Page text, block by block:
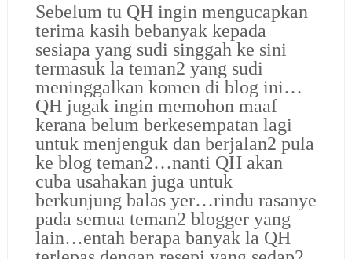
Sebelum tu QH ingin mengucapkan
terima kasih bebanyak kepada
sesiapa yang sudi singgah ke sini
termasuk la teman2 yang sudi
meninggalkan komen di blog ini…
QH jugak ingin memohon maaf
kerana belum berkesempatan lagi
untuk menjenguk dan berjalan2 pula
ke blog teman2…nanti QH akan
cuba usahakan juga untuk
berkunjung balas yer…rindu rasanye
pada semua teman2 blogger yang
lain…entah berapa banyak la QH